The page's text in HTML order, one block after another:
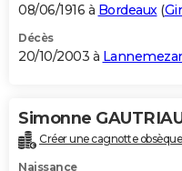
08/06/1916 à Bordeaux(
Décès
20/10/2003 à
Simonne
Créer une cagnotte
Naissance